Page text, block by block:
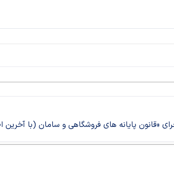
«قانون پایانه های فروشگاهی و سامان (با آخرین